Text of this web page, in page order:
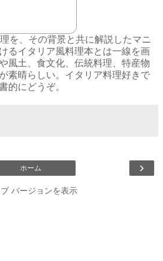
を、その背景と共に解説したマニ
るイタリア風料理本とは一線を画
風土、食文化、伝統料理、特産物
素晴らしい。イタリア料理好きで
的にどうぞ。
›
ホーム
バージョンを表示